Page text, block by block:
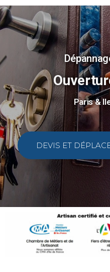
Paris &
DEVIS ET